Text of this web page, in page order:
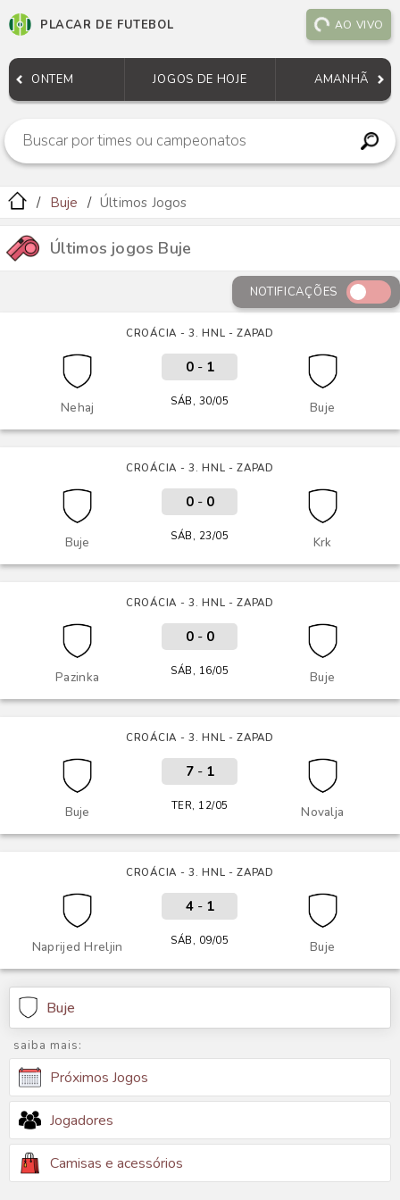
PLACAR DE FUTEBOL AO VIVO
ONTEM JOGOS DE HOJE AMANHÃ
Buje Últimos Jogos
Últimos jogos Buje
NOTIFICAÇÕES
CROÁCIA - 3. HNL - ZAPAD
Nehaj Buje
0- 1
SÁB, 30/05
CROÁCIA - 3. HNL - ZAPAD
Buje Krk
0- 0
SÁB, 23/05
CROÁCIA - 3. HNL - ZAPAD
Pazinka Buje
0- 0
SÁB, 16/05
CROÁCIA - 3. HNL - ZAPAD
Buje Novalja
7- 1
TER, 12/05
CROÁCIA - 3. HNL - ZAPAD
Naprijed Hreljin Buje
4- 1
SÁB, 09/05
Buje
saiba mais:
Próximos Jogos
Jogadores
Camisas e acessórios